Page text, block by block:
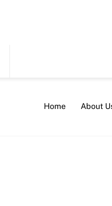
Home About